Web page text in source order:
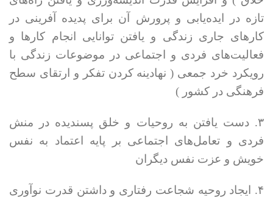
تازه در ایده‌یابی و پرورش آن برای پدیده آفرینی در
کارهای جاری زندگی و یافتن توانایی انجام کارها و
فعالیت‌های فردی و اجتماعی در موضوعات زندگی با
رویکرد خرد جمعی ( نهادینه کردن تفکر و ارتقای سطح
فرهنگی در کشور )
۳. دست یافتن به روحیات و خلق پسندیده در منش
فردی و تعامل‌های اجتماعی بر پایه اعتماد به نفس
خویش و عزت نفس دیگران
۴. ایجاد روحیه شجاعت رفتاری و داشتن قدرت نوآوری